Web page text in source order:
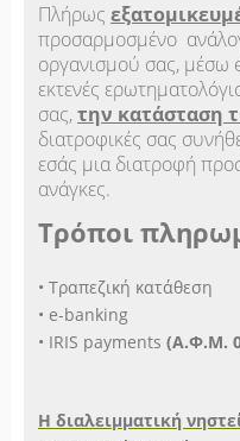
Πλήρως
προσαρμοσμένο
οργανισμού σας, μέσω
εκτενές
σας,την κατάσταση
διατροφικές σας
εσάς μια διατροφή
ανάγκες.
Τρόποι
• Τραπεζική κατάθεση
• e-banking
• IRIS payments (Α.Φ.Μ.
Η διαλειμματική